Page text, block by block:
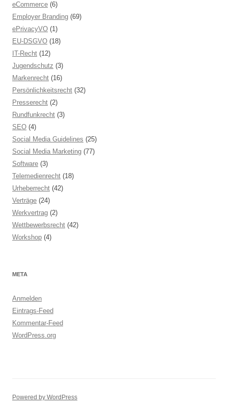
eCommerce (6)
Employer Branding (69)
ePrivacyVO (1)
EU-DSGVO (18)
IT-Recht (12)
Jugendschutz (3)
Markenrecht (16)
Persönlichkeitsrecht (32)
Presserecht (2)
Rundfunkrecht (3)
SEO (4)
Social Media Guidelines (25)
Social Media Marketing (77)
Software (3)
Telemedienrecht (18)
Urheberrecht (42)
Verträge (24)
Werkvertrag (2)
Wettbewerbsrecht (42)
Workshop (4)
META
Anmelden
Eintrags-Feed
Kommentar-Feed
WordPress.org
Powered by WordPress